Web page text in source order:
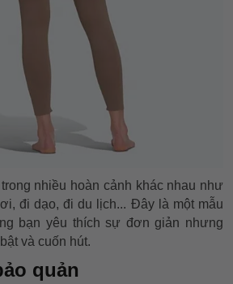
nhiều hoàn cảnh khác nhau như
đi dạo, đi du lịch... Đây là một mẫu
bạn yêu thích sự đơn giản nhưng
và cuốn hút.
quản